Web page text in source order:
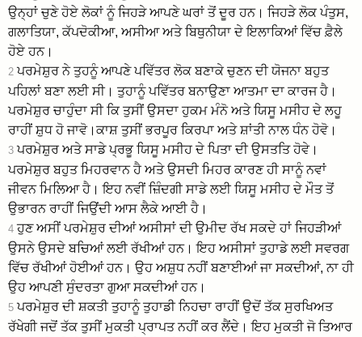
ਉਨ੍ਹਾਂ ਚੁਣੇ ਹੋਏ ਲੋਕਾਂ ਨੂੰ ਜਿਹੜੇ ਆਪਣੇ ਘਰਾਂ ਤੋਂ ਦੂਰ ਹਨ। ਜਿਹੜੇ ਲੋਕ ਪੰਤੁਸ,
ਗਲਾਤਿਯਾ, ਕੱਪਦੋਕੀਆ, ਅਸੀਆ ਅਤੇ ਬਿਥੁਨੀਯਾ ਦੇ ਇਲਾਕਿਆਂ ਵਿੱਚ ਫ਼ੈਲੇ
ਹੋਏ ਹਨ।
2ਪਰਮੇਸ਼ੁਰ ਨੇ ਤੁਹਨੂੰ ਆਪਣੇ ਪਵਿੱਤਰ ਲੋਕ ਬਣਾਕੇ ਚੁਣਨ ਦੀ ਯੋਜਨਾ ਬਹੁਤ
ਪਹਿਲਾਂ ਬਣਾ ਲਈ ਸੀ। ਤੁਹਾਨੂੰ ਪਵਿੱਤਰ ਬਨਾਉਣਾ ਆਤਮਾ ਦਾ ਕਾਰਜ ਹੈ।
ਪਰਮੇਸ਼ੁਰ ਚਾਹੁੰਦਾ ਸੀ ਕਿ ਤੁਸੀਂ ਉਸਦਾ ਹੁਕਮ ਮੰਨੋ ਅਤੇ ਯਿਸੂ ਮਸੀਹ ਦੇ ਲਹੂ
ਰਾਹੀਂ ਸ਼ੁਧ ਹੋ ਜਾਵੋ।ਕਾਸ਼ ਤੁਸੀਂ ਭਰਪੂਰ ਕਿਰਪਾ ਅਤੇ ਸ਼ਾਂਤੀ ਨਾਲ ਧੰਨ ਹੋਵੋ।
3ਪਰਮੇਸ਼ੁਰ ਅਤੇ ਸਾਡੇ ਪ੍ਰਭੂ ਯਿਸੂ ਮਸੀਹ ਦੇ ਪਿਤਾ ਦੀ ਉਸਤਤਿ ਹੋਵੇ।
ਪਰਮੇਸ਼ੁਰ ਬਹੁਤ ਮਿਹਰਵਾਨ ਹੈ ਅਤੇ ਉਸਦੀ ਮਿਹਰ ਕਾਰਣ ਹੀ ਸਾਨੂੰ ਨਵਾਂ
ਜੀਵਨ ਮਿਲਿਆ ਹੈ। ਇਹ ਨਵੀਂ ਜ਼ਿੰਦਗੀ ਸਾਡੇ ਲਈ ਯਿਸੂ ਮਸੀਹ ਦੇ ਮੌਤ ਤੋਂ
ਉਭਾਰਨ ਰਾਹੀਂ ਜਿਉਂਦੀ ਆਸ ਲੈਕੇ ਆਈ ਹੈ।
4ਹੁਣ ਅਸੀਂ ਪਰਮੇਸ਼ੁਰ ਦੀਆਂ ਅਸੀਸਾਂ ਦੀ ਉਮੀਦ ਰੱਖ ਸਕਦੇ ਹਾਂ ਜਿਹੜੀਆਂ
ਉਸਨੇ ਉਸਦੇ ਬਚਿਆਂ ਲਈ ਰੱਖੀਆਂ ਹਨ। ਇਹ ਅਸੀਸਾਂ ਤੁਹਾਡੇ ਲਈ ਸਵਰਗ
ਵਿੱਚ ਰੱਖੀਆਂ ਹੋਈਆਂ ਹਨ। ਉਹ ਅਸ਼ੁਧ ਨਹੀਂ ਬਣਾਈਆਂ ਜਾ ਸਕਦੀਆਂ, ਨਾ ਹੀ
ਉਹ ਆਪਣੀ ਸੁੰਦਰਤਾ ਗੁਆ ਸਕਦੀਆਂ ਹਨ।
5ਪਰਮੇਸ਼ੁਰ ਦੀ ਸ਼ਕਤੀ ਤੁਹਾਨੂੰ ਤੁਹਾਡੀ ਨਿਹਚਾ ਰਾਹੀਂ ਉਦੋਂ ਤੱਕ ਸੁਰਖਿਅਤ
ਰੱਖੇਗੀ ਜਦੋਂ ਤੱਕ ਤੁਸੀਂ ਮੁਕਤੀ ਪ੍ਰਾਪਤ ਨਹੀਂ ਕਰ ਲੈਂਦੇ। ਇਹ ਮੁਕਤੀ ਜੋ ਤਿਆਰ